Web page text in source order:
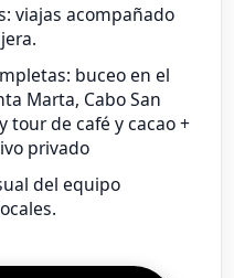
viajas acompañado
buceo en el
Marta, Cabo San
tour de café y cacao +
privado
del equipo